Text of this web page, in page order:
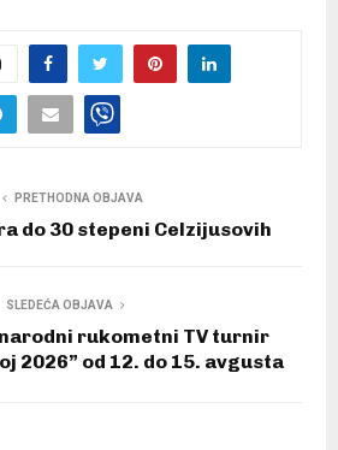
PRETHODNA OBJAVA
do 30 stepeni Celzijusovih
SLEDEĆA OBJAVA
rukometni TV turnir
2026” od 12. do 15. avgusta